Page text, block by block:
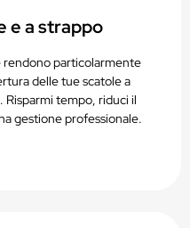
e a strappo
rendono particolarmente
delle tue scatole a
Risparmi tempo, riduci il
gestione professionale.